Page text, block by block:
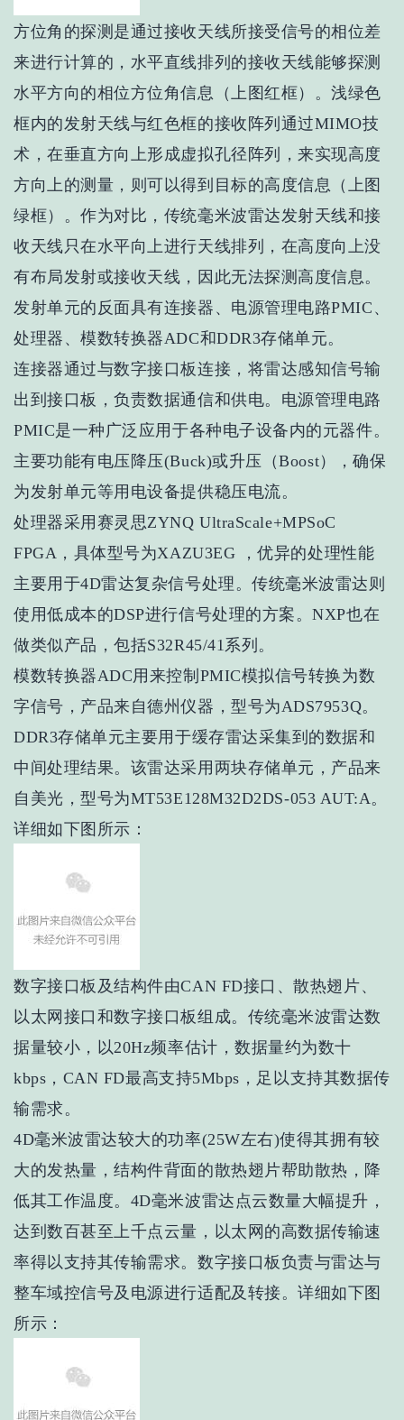
方位角的探测是通过接收天线所接受信号的相位差
来进行计算的，水平直线排列的接收天线能够探测
水平方向的相位方位角信息（上图红框）。浅绿色
框内的发射天线与红色框的接收阵列通过MIMO技
术，在垂直方向上形成虚拟孔径阵列，来实现高度
方向上的测量，则可以得到目标的高度信息（上图
绿框）。作为对比，传统毫米波雷达发射天线和接
收天线只在水平向上进行天线排列，在高度向上没
有布局发射或接收天线，因此无法探测高度信息。
发射单元的反面具有连接器、电源管理电路PMIC、
处理器、模数转换器ADC和DDR3存储单元。
连接器通过与数字接口板连接，将雷达感知信号输
出到接口板，负责数据通信和供电。电源管理电路
PMIC是一种广泛应用于各种电子设备内的元器件。
主要功能有电压降压(Buck)或升压（Boost），确保
为发射单元等用电设备提供稳压电流。
处理器采用赛灵思ZYNQ UltraScale+MPSoC
FPGA，具体型号为XAZU3EG ，优异的处理性能
主要用于4D雷达复杂信号处理。传统毫米波雷达则
使用低成本的DSP进行信号处理的方案。NXP也在
做类似产品，包括S32R45/41系列。
模数转换器ADC用来控制PMIC模拟信号转换为数
字信号，产品来自德州仪器，型号为ADS7953Q。
DDR3存储单元主要用于缓存雷达采集到的数据和
中间处理结果。该雷达采用两块存储单元，产品来
自美光，型号为MT53E128M32D2DS-053 AUT:A。
详细如下图所示：
数字接口板及结构件由CAN FD接口、散热翅片、
以太网接口和数字接口板组成。传统毫米波雷达数
据量较小，以20Hz频率估计，数据量约为数十
kbps，CAN FD最高支持5Mbps，足以支持其数据传
输需求。
4D毫米波雷达较大的功率(25W左右)使得其拥有较
大的发热量，结构件背面的散热翅片帮助散热，降
低其工作温度。4D毫米波雷达点云数量大幅提升，
达到数百甚至上千点云量，以太网的高数据传输速
率得以支持其传输需求。数字接口板负责与雷达与
整车域控信号及电源进行适配及转接。详细如下图
所示：